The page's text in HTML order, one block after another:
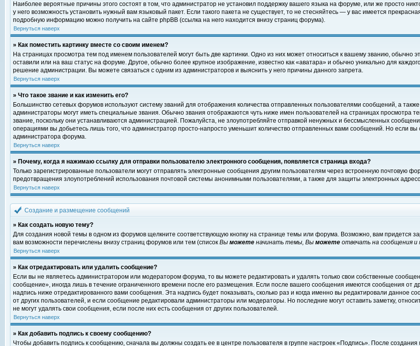
Наиболее вероятные причины этого состоят в том, что администратор не установил поддержку вашего языка на форуме, или же просто
у него возможность установить нужный вам языковый пакет. Если такого пакета не существует, то не стесняйтесь — у вас имеется
подробную информацию можно получить на сайте phpBB (ссылка на него находится внизу страниц форума).
Вернуться наверх
» Как поместить картинку вместе со своим именем?
На страницах просмотра тем под именем пользователей могут быть две картинки. Одно из них может относиться к вашему званию, обычно
оставили или на ваш статус на форуме. Другое, обычно более крупное изображение, известно как «аватара» и обычно уникально для
решение администрации. Вы можете связаться с одним из администраторов и выяснить у него причины данного запрета.
Вернуться наверх
» Что такое звание и как изменить его?
Большинство сетевых форумов используют систему званий для отображения количества отправленных пользователями сообщений, а
администраторы могут иметь специальные звания. Обычно звания отображаются чуть ниже имен пользователей на страницах просмотра
звание, поскольку они устанавливаются администрацией. Пожалуйста, не злоупотребляйте отправкой ненужных и бессмысленных
операциями вы добьетесь лишь того, что администратор просто-напросто уменьшит количество отправленных вами сообщений. Но если
администратора форума.
Вернуться наверх
» Почему, когда я нажимаю ссылку для отправки пользователю электронного сообщения, появляется страница входа?
Только зарегистрированные пользователи могут отправлять электронные сообщения другим пользователям через встроенную почтовую
предотвращения злоупотреблений использования почтовой системы анонимными пользователями, а также для защиты электронных
Вернуться наверх
Создание и размещение сообщений
» Как создать новую тему?
Для создания новой темы в одном из форумов щелкните соответствующую кнопку на странице темы или форума. Возможно, вам придется
вам возможности перечислены внизу страниц форумов или тем (список Вы можете начинать темы, Вы можете отвечать на сообщения и
Вернуться наверх
» Как отредактировать или удалить сообщение?
Если вы не являетесь администратором или модератором форума, то вы можете редактировать и удалять только свои собственные
сообщение», иногда лишь в течение ограниченного времени после его размещения. Если после вашего сообщения имеются сообщения от
надпись ниже отредактированного вами сообщения. Эта надпись будет показывать, сколько раз и когда именно вы редактировали
от других пользователей, и если сообщение редактировали администраторы или модераторы. Но последние могут оставить заметку,
не могут удалять свои сообщения, если после них есть сообщения от других пользователей.
Вернуться наверх
» Как добавить подпись к своему сообщению?
Чтобы добавить подпись к сообщению, сначала вы должны создать ее в центре пользователя в группе настроек «Подпись». После